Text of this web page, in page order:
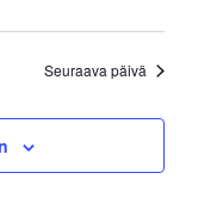
a
Seuraava päivä